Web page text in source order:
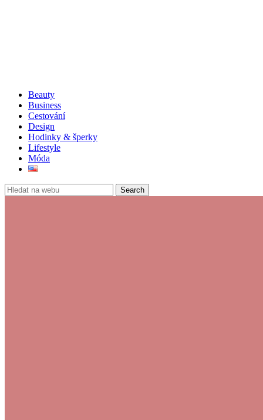
Beauty
Business
Cestování
Design
Hodinky & šperky
Lifestyle
Móda
Search